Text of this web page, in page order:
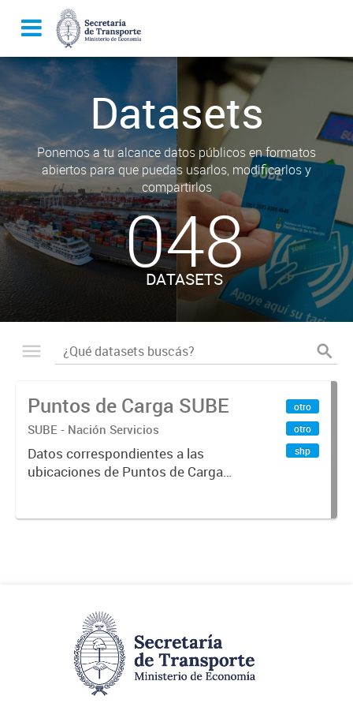
Datasets
Ponemos a tu alcance datos públicos en formatos
abiertos para que puedas usarlos, modificarlos y
compartirlos
048
DATASETS
Puntos de Carga SUBE
SUBE - Nación Servicios
Datos correspondientes a las
ubicaciones de Puntos de Carga
otro
otro
shp